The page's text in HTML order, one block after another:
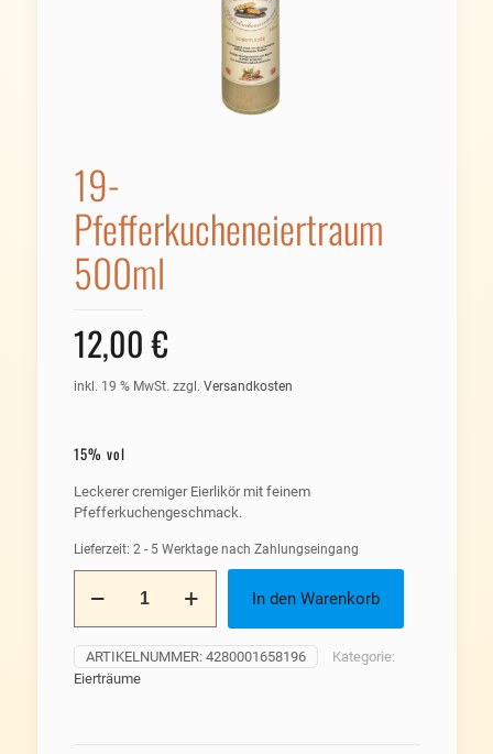
19-
Pfefferkucheneiertraum
500ml
12,00€
inkl. 19 % MwSt. zzgl. Versandkosten
15% vol
Leckerer cremiger Eierlikör mit feinem
Pfefferkuchengeschmack.
Lieferzeit: 2 - 5 Werktage nach Zahlungseingang
Pfefferkucheneiertraum
Menge
In den Warenkorb
ARTIKELNUMMER: 4280001658196
Kategorie:
Eierträume